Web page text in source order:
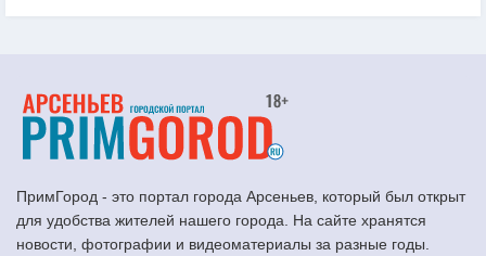
ПримГород - это портал города Арсеньев, который был открыт
для удобства жителей нашего города. На сайте хранятся
новости, фотографии и видеоматериалы за разные годы.